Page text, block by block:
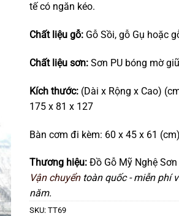
tế có ngăn kéo.
Chất liệu gỗ: Gỗ Sồi, gỗ Gụ hoặc
Chất liệu sơn: Sơn PU bóng mờ
Kích thước: (Dài x Rộng x Cao)
175 x 81 x 127
Bàn cơm đi kèm: 60 x 45 x 61
Thương hiệu: Đồ Gỗ Mỹ Nghệ
Vận chuyểntoàn quốc - miễn phí
năm.
SKU: TT69